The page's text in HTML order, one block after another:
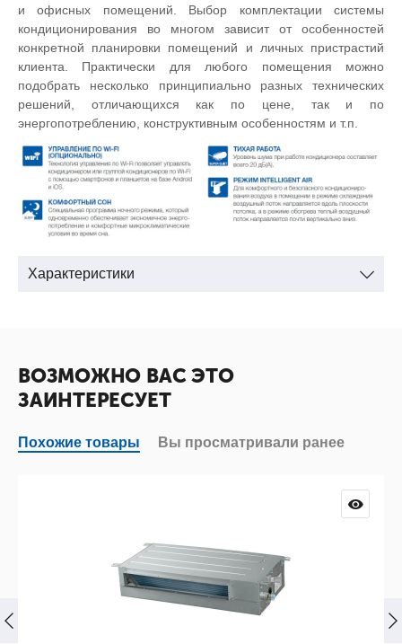
и офисных помещений. Выбор комплектации системы
кондиционирования во многом зависит от особенностей
конкретной планировки помещений и личных пристрастий
клиента. Практически для любого помещения можно
подобрать несколько принципиально разных технических
решений, отличающихся как по цене, так и по
энергопотреблению, конструктивным особенностям и т.п.
Характеристики
ВОЗМОЖНО ВАС ЭТО
ЗАИНТЕРЕСУЕТ
Похожие товары Вы просматривали ранее